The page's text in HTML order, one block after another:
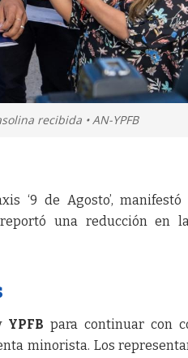
recibida • AN-YPFB
‘9 de Agosto’, manifestó
una reducción en
YPFB para continuar con
minorista. Los